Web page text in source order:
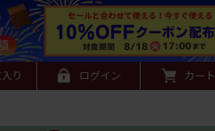
り ログイン カート